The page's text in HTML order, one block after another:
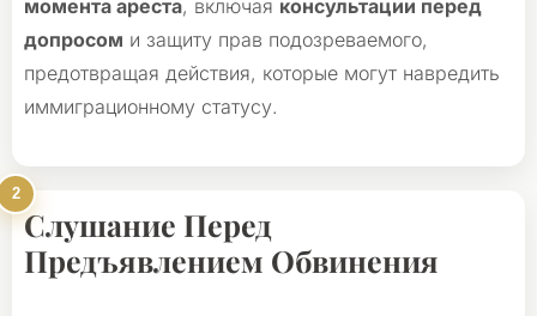
момента ареста, включая консультации перед
допросом и защиту прав подозреваемого,
предотвращая действия, которые могут навредить
иммиграционному статусу.
Слушание Перед
Предъявлением Обвинения